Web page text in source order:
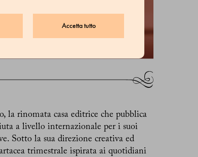
Accetta tutto
la rinomata casa editrice che pubblica
a livello internazionale per i suoi
Sotto la sua direzione creativa ed
trimestrale ispirata ai quotidiani